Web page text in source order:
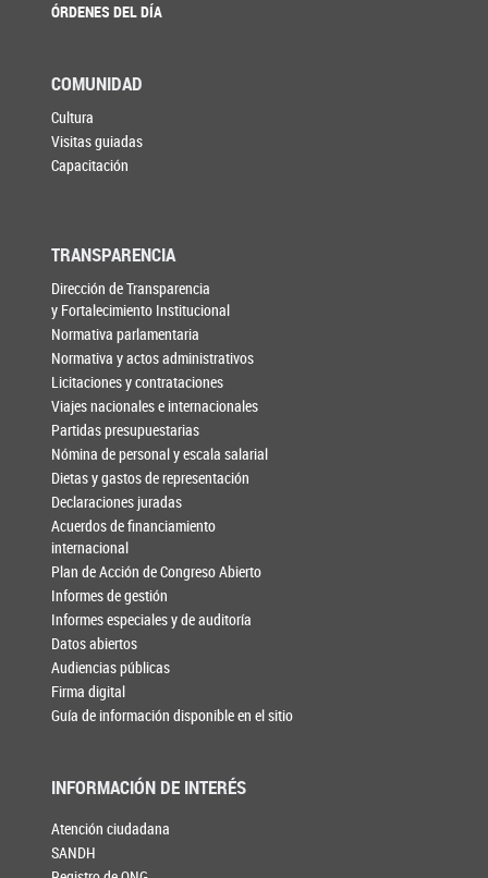
ÓRDENES DEL DÍA
COMUNIDAD
Cultura
Visitas guiadas
Capacitación
TRANSPARENCIA
Dirección de Transparencia
y Fortalecimiento Institucional
Normativa parlamentaria
Normativa y actos administrativos
Licitaciones y contrataciones
Viajes nacionales e internacionales
Partidas presupuestarias
Nómina de personal y escala salarial
Dietas y gastos de representación
Declaraciones juradas
Acuerdos de financiamiento
internacional
Plan de Acción de Congreso Abierto
Informes de gestión
Informes especiales y de auditoría
Datos abiertos
Audiencias públicas
Firma digital
Guía de información disponible en el sitio
INFORMACIÓN DE INTERÉS
Atención ciudadana
SANDH